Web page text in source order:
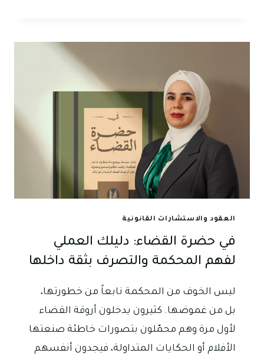
متخصصة
في
شرح
قانون
المرافعات
المدنية
العراقي
نظرياً
وعملياً
المصارف
الأهلية
العقود والاستشارات القانونية
في حضرة القضاء: دليلك العملي
لفهم المحكمة والتصرف بثقة داخلها
ليس الخوف من المحكمة نابعاً من خطورتها،
بل من غموضها. كثيرون يدخلون أروقة القضاء
لأول مرة وهم محمّلون بتصورات خاطئة صنعتها
الأفلام أو الحكايات المتداولة، فيجدون أنفسهم